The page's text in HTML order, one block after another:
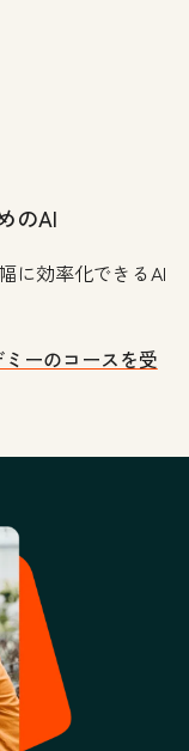
のAI
に効率化できるAI
ーのコースを受